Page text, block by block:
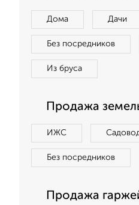
Дома Дачи
Без посредников
Из бруса
Продажа
ИЖС
Без посредников
Продажа